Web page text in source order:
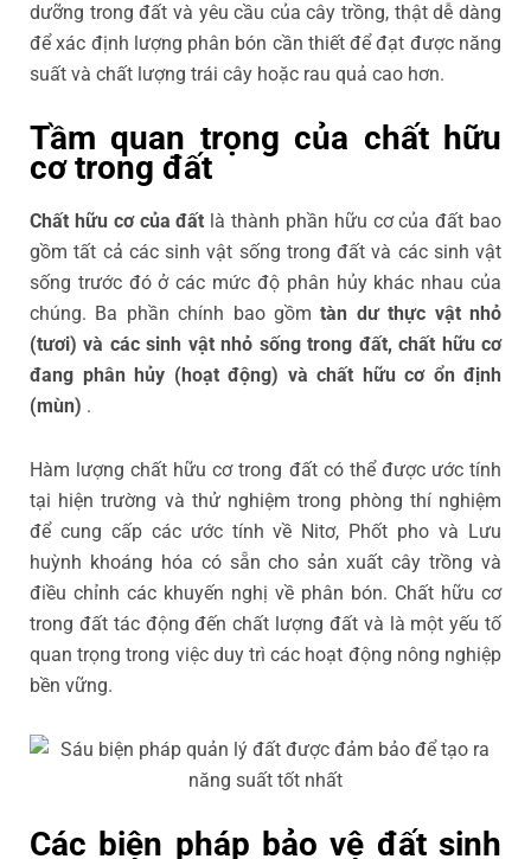
dưỡng trong đất và yêu cầu của cây trồng, thật dễ dàng
để xác định lượng phân bón cần thiết để đạt được năng
suất và chất lượng trái cây hoặc rau quả cao hơn.
Tầm quan trọng của chất hữu
cơ trong đất
Chất hữu cơ của đất là thành phần hữu cơ của đất bao
gồm tất cả các sinh vật sống trong đất và các sinh vật
sống trước đó ở các mức độ phân hủy khác nhau của
chúng. Ba phần chính bao gồmtàn dư thực vật nhỏ
(tươi) và các sinh vật nhỏ sống trong đất, chất hữu cơ
đang phân hủy (hoạt động) và chất hữu cơ ổn định
(mùn) .
Hàm lượng chất hữu cơ trong đất có thể được ước tính
tại hiện trường và thử nghiệm trong phòng thí nghiệm
để cung cấp các ước tính về Nitơ, Phốt pho và Lưu
huỳnh khoáng hóa có sẵn cho sản xuất cây trồng và
điều chỉnh các khuyến nghị về phân bón. Chất hữu cơ
trong đất tác động đến chất lượng đất và là một yếu tố
quan trọng trong việc duy trì các hoạt động nông nghiệp
bền vững.
Các biện pháp bảo vệ đất sinh